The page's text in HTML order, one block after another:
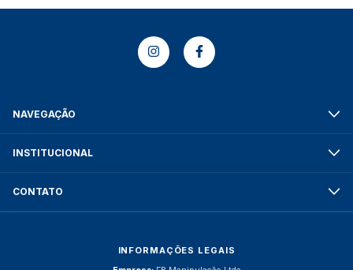
NAVEGAÇÃO
INSTITUCIONAL
CONTATO
INFORMAÇÕES LEGAIS